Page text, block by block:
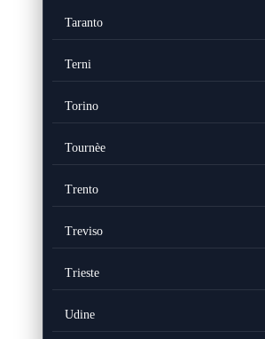
Taranto
Terni
Torino
Tournèe
Trento
Treviso
Trieste
Udine